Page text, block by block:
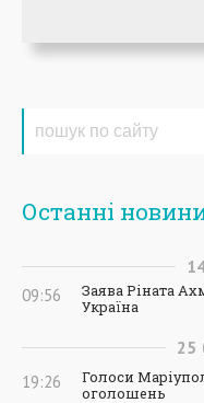
Останні
09:56
Заява Ріната
Україна
25
19:26
Голоси
оголошень